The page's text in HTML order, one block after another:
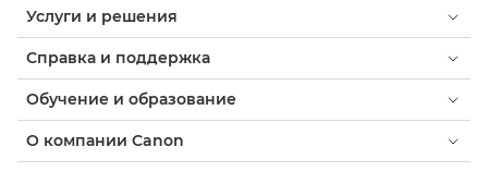
Услуги и решения
Справка и поддержка
Обучение и образование
О компании Canon